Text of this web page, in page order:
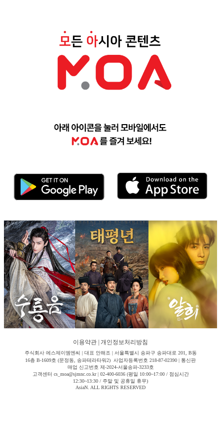
이용약관 개인정보처리방침
주식회사 에스제이엠엔씨 | 대표 안해조 | 서울특별시 송파구 송파대로 201, B동
16층 B-1609호 (문정동, 송파테라타워2) 사업자등록번호 218-87-02390 | 통신판
매업 신고번호 제-2024-서울송파-3233호
고객센터 cs_moa@sjmnc.co.kr | 02-400-6036 (평일 10:00~17:00 / 점심시간
12:30~13:30 / 주말 및 공휴일 휴무)
AsiaN. ALL RIGHTS RESERVED